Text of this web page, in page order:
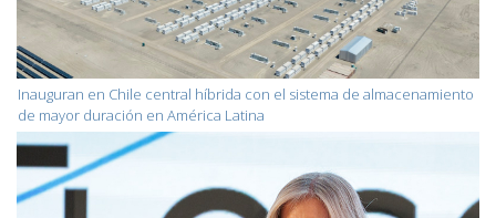
Inauguran en Chile central híbrida con el sistema de almacenamiento
de mayor duración en América Latina